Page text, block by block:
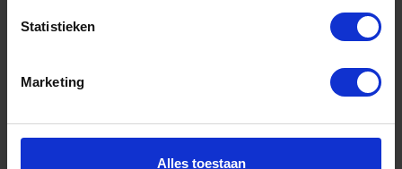
Statistieken
Marketing
Alles toestaan
Artikelnummer merk: TPL-130N10D
€ 49,10 incl. BTW